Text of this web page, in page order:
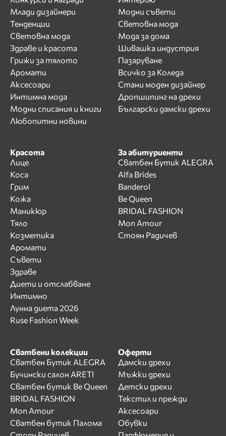
Млади дизайнери
Тенденции
Световна мода
Здраве и красота
Грижи за тялото
Аромати
Аксесоари
Интимна мода
Модни списания и книги
Любопитни новини
Модни съвети
Световна мода
Мода за дома
Шивашка индустрия
Пазаруване
Всичко за Коледа
Стани моден дизайнер
Дропшипинг на дрехи
Български дамски дрехи
Красота
Лице
Коса
Грим
Кожа
Маникюр
Тяло
Козметика
Аромати
Съвети
Здраве
Диети и отслабване
Интимно
Лунна диета 2026
Ruse Fashion Week
За абитуриенти
Сватбен Бутик ALEGRA
Alfa Brides
Banderol
Be Queen
BRIDAL FASHION
Mon Amour
Стоян Радичев
Сватбени колекции
Сватбен Бутик ALEGRA
Бучински салон ARETI
Сватбен бутик Be Queen
BRIDAL FASHION
Mon Amour
Сватбен бутик Палома
Оферти
Дамски дрехи
Мъжки дрехи
Детски дрехи
Текстил и прежди
Аксесоари
Обувки